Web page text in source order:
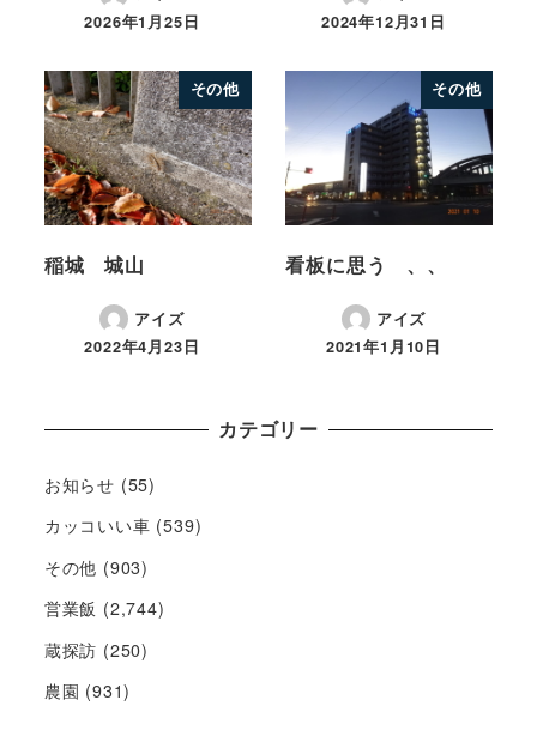
2026年1月25日
2024年12月31日
その他
稲城 城山
アイズ
2022年4月23日
その他
看板に思う 、、
アイズ
2021年1月10日
カテゴリー
お知らせ (55)
カッコいい車 (539)
その他 (903)
営業飯 (2,744)
蔵探訪 (250)
農園 (931)